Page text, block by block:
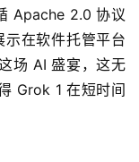
Apache 2.0 协议
在软件托管平台
场 AI 盛宴，这无
Grok 1 在短时间